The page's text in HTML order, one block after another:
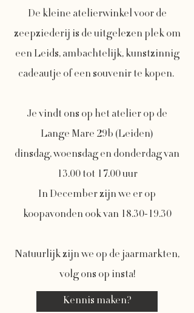
De kleine atelierwinkel voor de
zeepziederij is de uitgelezen plek om
een Leids, ambachtelijk, kunstzinnig
cadeautje of een souvenir te kopen.
Je vindt ons op het atelier op de
Lange Mare 29b (Leiden)
dinsdag, woensdag en donderdag van
13.00 tot 17.00 uur
In December zijn we er op
koopavonden ook van 18.30-19.30
Natuurlijk zijn we op de jaarmarkten,
volg ons op insta!
Kennis maken?